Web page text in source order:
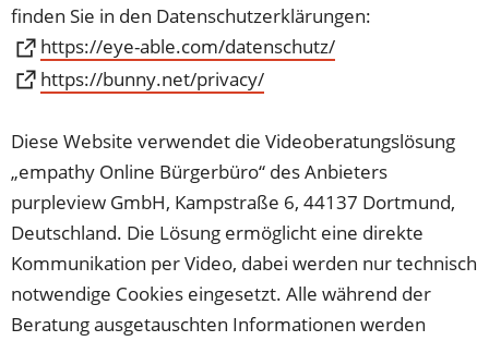
finden Sie in den Datenschutzerklärungen:
https://eye-able.com/datenschutz/
(Öffnet
in
neuen
Tab)
https://bunny.net/privacy/
(Öffnet
einem
neuen
Tab)
Diese Website verwendet die Videoberatungslösung
„empathy Online Bürgerbüro“ des Anbieters
purpleview GmbH, Kampstraße 6, 44137 Dortmund,
Deutschland. Die Lösung ermöglicht eine direkte
Kommunikation per Video, dabei werden nur technisch
notwendige Cookies eingesetzt. Alle während der
Beratung ausgetauschten Informationen werden